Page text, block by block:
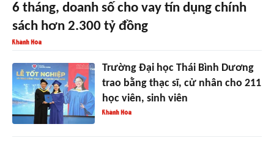
6 tháng, doanh số cho vay tín dụng chính
sách hơn 2.300 tỷ đồng
Trường Đại học Thái Bình Dương
trao bằng thạc sĩ, cử nhân cho 211
học viên, sinh viên